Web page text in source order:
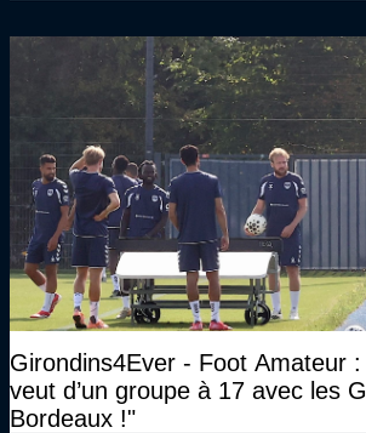
Girondins4Ever - Foot Amateur
veut d’un groupe à 17 avec les
Bordeaux !"